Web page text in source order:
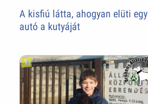
A kisfiú látta, ahogyan elüti egy
autó a kutyáját